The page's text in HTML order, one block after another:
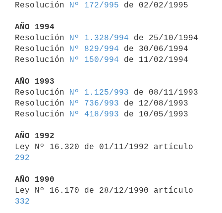
Resolución
Nº 172/995 de 02/02/1995
AÑO 1994
Resolución
Nº 1.328/994 de 25/10/1994
Resolución
Nº 829/994 de 30/06/1994
Resolución
Nº 150/994 de 11/02/1994
AÑO 1993
Resolución
Nº 1.125/993 de 08/11/1993
Resolución
Nº 736/993 de 12/08/1993
Resolución
Nº 418/993 de 10/05/1993
AÑO 1992
292
AÑO 1990
332